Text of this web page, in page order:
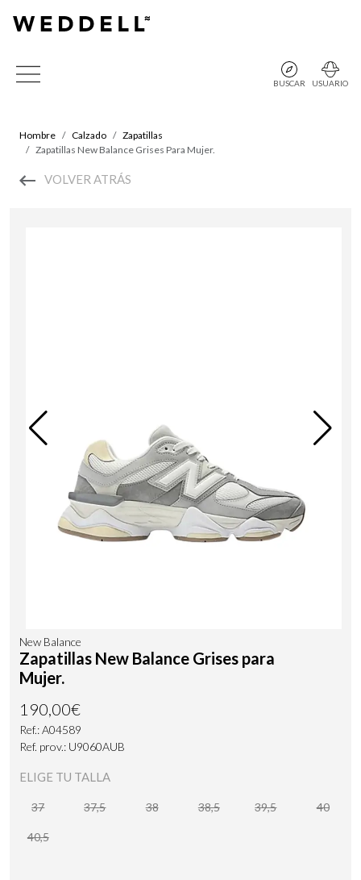
BUSCAR USUARIO
Hombre Calzado
Zapatillas
Zapatillas New Balance Grises Para Mujer.
VOLVER ATRÁS
New Balance
Zapatillas New Balance Grises para
Mujer.
190,00€
Ref.: A04589
Ref. prov.: U9060AUB
ELIGE TU TALLA
37 37,5 38 38,5 39,5 40
40,5